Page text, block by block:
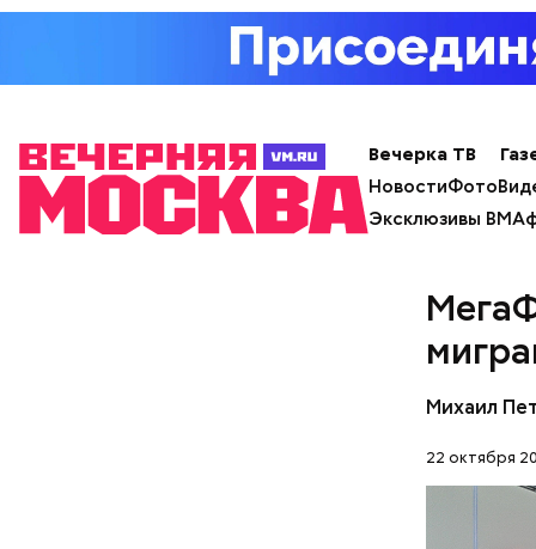
Вечерка ТВ
НовостиФото
Эксклюзивы ВМ
Михаил
22 октября